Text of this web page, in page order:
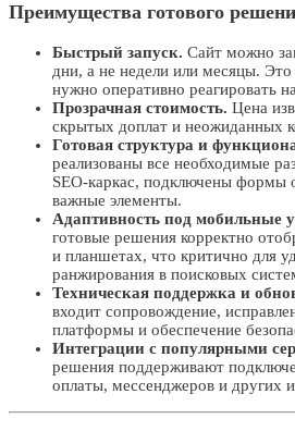
Преимущества готового
Быстрый запуск. Сайт можно
дни, а не недели или месяцы.
нужно оперативно реагировать
Прозрачная стоимость. Цена
скрытых доплат и неожиданных
Готовая структура и
реализованы все необходимые
SEO-каркас, подключены формы
важные элементы.
Адаптивность под мобильные
готовые решения корректно
и планшетах, что критично для
ранжирования в поисковых
Техническая поддержка и
входит сопровождение,
платформы и обеспечение
Интеграции с популярными
решения поддерживают
оплаты, мессенджеров и других